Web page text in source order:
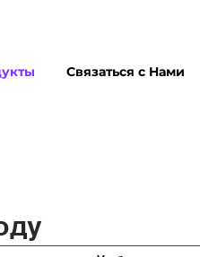
Связаться с Hами